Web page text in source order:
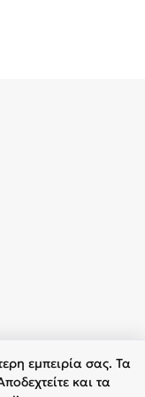
εμπειρία σας. Τα
και τα